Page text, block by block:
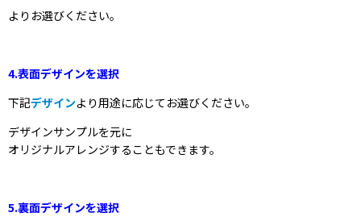
よりお選びください。
4.表面デザインを選択
下記デザインより用途に応じてお選びください。
デザインサンプルを元に
オリジナルアレンジすることもできます。
5.裏面デザインを選択